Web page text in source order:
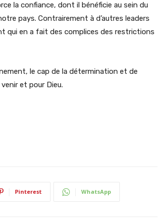
la confiance, dont il bénéficie au sein du
pays. Contrairement à d’autres leaders
qui en a fait des complices des restrictions
le cap de la détermination et de
et pour Dieu.
Pinterest WhatsApp